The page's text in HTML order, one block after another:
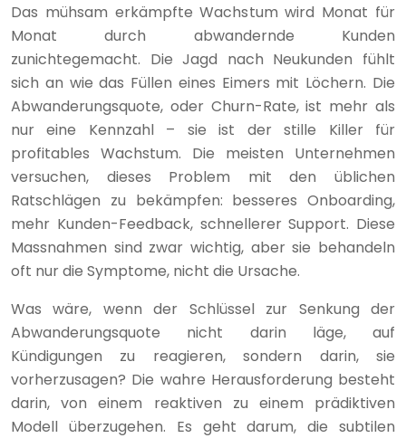
Das mühsam erkämpfte Wachstum wird Monat für
Monat durch abwandernde Kunden
zunichtegemacht. Die Jagd nach Neukunden fühlt
sich an wie das Füllen eines Eimers mit Löchern. Die
Abwanderungsquote, oder Churn-Rate, ist mehr als
nur eine Kennzahl – sie ist der stille Killer für
profitables Wachstum. Die meisten Unternehmen
versuchen, dieses Problem mit den üblichen
Ratschlägen zu bekämpfen: besseres Onboarding,
mehr Kunden-Feedback, schnellerer Support. Diese
Massnahmen sind zwar wichtig, aber sie behandeln
oft nur die Symptome, nicht die Ursache.
Was wäre, wenn der Schlüssel zur Senkung der
Abwanderungsquote nicht darin läge, auf
Kündigungen zu reagieren, sondern darin, sie
vorherzusagen? Die wahre Herausforderung besteht
darin, von einem reaktiven zu einem prädiktiven
Modell überzugehen. Es geht darum, die subtilen